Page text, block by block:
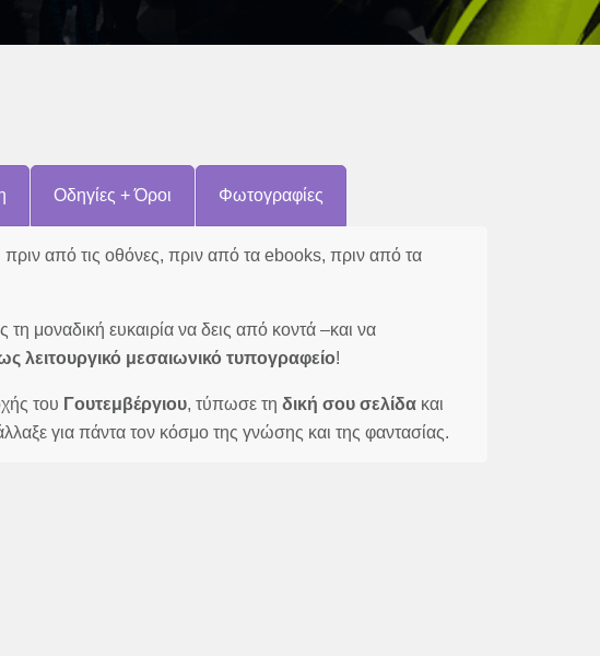
Οδηγίες + Όροι Φωτογραφίες
από τις οθόνες, πριν από τα ebooks, πριν από τα
τη μοναδική ευκαιρία να δεις από κοντά –και να
λειτουργικό μεσαιωνικό τυπογραφείο!
του Γουτεμβέργιου, τύπωσε τη δική σου σελίδα και
για πάντα τον κόσμο της γνώσης και της φαντασίας.